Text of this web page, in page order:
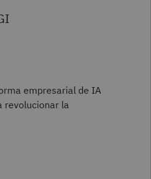
empresarial de IA
revolucionar la